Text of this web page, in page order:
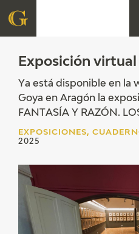
FUNDACIÓN
QUIENES SOMOS
SEDE
Exposición virtual
Ya está disponible en la
Goya en Aragón la
FANTASÍA Y RAZÓN.
EXPOSICIONES,
2025